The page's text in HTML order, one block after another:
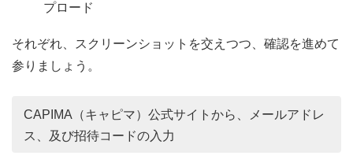
プロード
それぞれ、スクリーンショットを交えつつ、確認を進めて
参りましょう。
CAPIMA（キャピマ）公式サイトから、メールアドレ
ス、及び招待コードの入力